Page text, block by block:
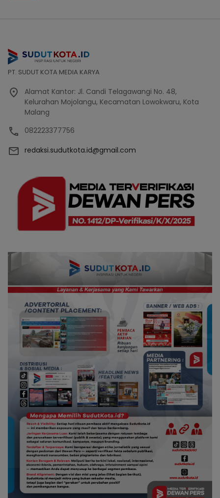
PT. SUDUT KOTA MEDIA KARYA
Alamat Kantor: Jl. Candi Telagawangi No. 48,
Kelurahan Mojolangu, Kecamatan Lowokwaru, Kota
Malang
082223377756
redaksi.sudutkota.id@gmail.com